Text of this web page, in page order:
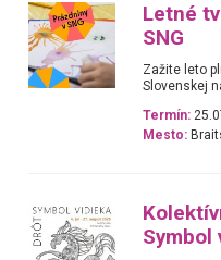
Letné
SNG
Zažite leto
Slovenskej
Termín:
Mesto:
Symbol